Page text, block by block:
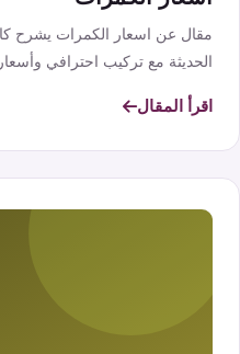
مقال عن اسعار الكمرات يشرح
الحديثة مع تركيب احترافي
اقرأ المقال